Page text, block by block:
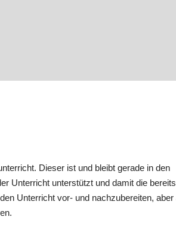
Dieser ist und bleibt gerade in den
Unterricht unterstützt und damit die
Unterricht vor- und nachzubereiten,